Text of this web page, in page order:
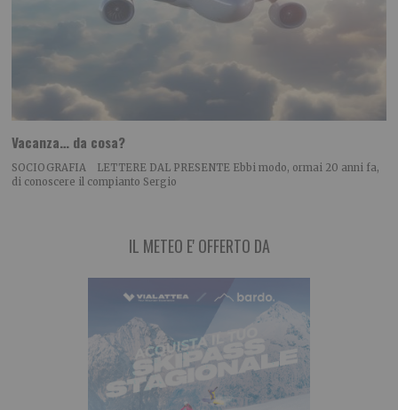
Vacanza… da cosa?
SOCIOGRAFIA LETTERE DAL PRESENTE Ebbi modo, ormai 20 anni fa,
di conoscere il compianto Sergio
IL METEO E' OFFERTO DA